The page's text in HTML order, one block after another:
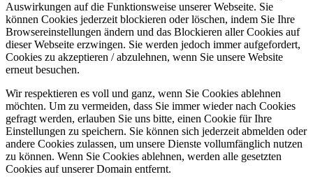
Auswirkungen auf die Funktionsweise unserer Webseite. Sie
können Cookies jederzeit blockieren oder löschen, indem Sie Ihre
Browsereinstellungen ändern und das Blockieren aller Cookies auf
dieser Webseite erzwingen. Sie werden jedoch immer aufgefordert,
Cookies zu akzeptieren / abzulehnen, wenn Sie unsere Website
erneut besuchen.
Wir respektieren es voll und ganz, wenn Sie Cookies ablehnen
möchten. Um zu vermeiden, dass Sie immer wieder nach Cookies
gefragt werden, erlauben Sie uns bitte, einen Cookie für Ihre
Einstellungen zu speichern. Sie können sich jederzeit abmelden oder
andere Cookies zulassen, um unsere Dienste vollumfänglich nutzen
zu können. Wenn Sie Cookies ablehnen, werden alle gesetzten
Cookies auf unserer Domain entfernt.